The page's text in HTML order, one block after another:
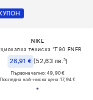
NIKE
26,91 € (52,63 лв.³)
Първоначално: 49,90 €
Последна най-ниска цена:17,94 €